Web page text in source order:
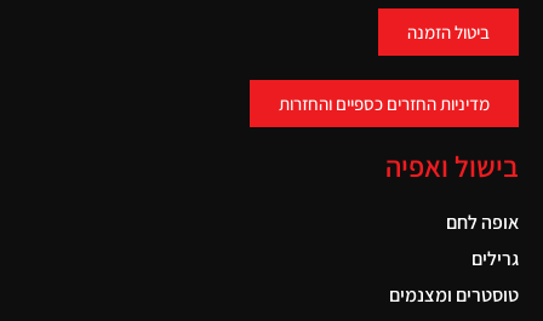
ביטול הזמנה
מדיניות החזרים כספיים והחזרות
בישול ואפיה
אופה לחם
גרילים
טוסטרים ומצנמים